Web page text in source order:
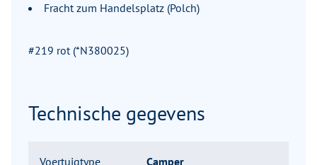
Fracht zum Handelsplatz (Polch)
#219 rot (*N380025)
Technische gegevens
Voertuigtype Camper